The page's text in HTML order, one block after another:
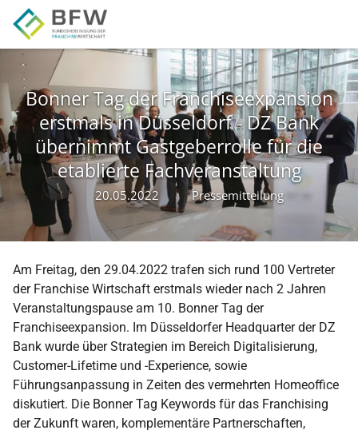
Zur Hauptnavigation springen
Zum Hauptinhalt springen
Zur Seitenfußzeile springen
Bonner Tag der Franchiseexpansion
erstmals in Düsseldorf - DZ Bank
übernimmt Gastgeberrolle für die
etablierte Fachveranstaltung
20.05.2022 Pressemitteilung
Am Freitag, den 29.04.2022 trafen sich rund 100 Vertreter
der Franchise Wirtschaft erstmals wieder nach 2 Jahren
Veranstaltungspause am 10. Bonner Tag der
Franchiseexpansion. Im Düsseldorfer Headquarter der DZ
Bank wurde über Strategien im Bereich Digitalisierung,
Customer-Lifetime und -Experience, sowie
Führungsanpassung in Zeiten des vermehrten Homeoffice
diskutiert. Die Bonner Tag Keywords für das Franchising
der Zukunft waren, komplementäre Partnerschaften,